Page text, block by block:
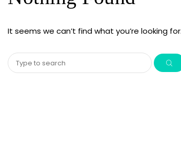
It seems we can’t find what you’re looking